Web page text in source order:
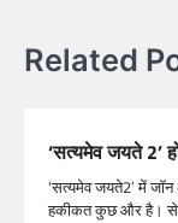
Related
‘सत्यमेव जयते 2’
‘सत्‍यमेव जयते2’ में
हकीकत कुछ और है।